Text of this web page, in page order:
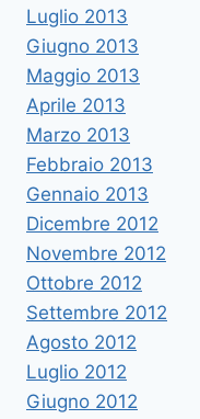
Luglio 2013
Giugno 2013
Maggio 2013
Aprile 2013
Marzo 2013
Febbraio 2013
Gennaio 2013
Dicembre 2012
Novembre 2012
Ottobre 2012
Settembre 2012
Agosto 2012
Luglio 2012
Giugno 2012